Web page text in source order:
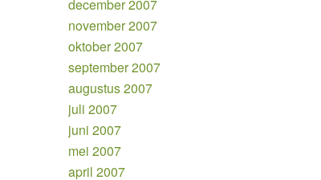
december 2007
november 2007
oktober 2007
september 2007
augustus 2007
juli 2007
juni 2007
mei 2007
april 2007